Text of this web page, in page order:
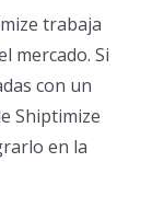
trabaja
mercado. Si
con un
Shiptimize
en la